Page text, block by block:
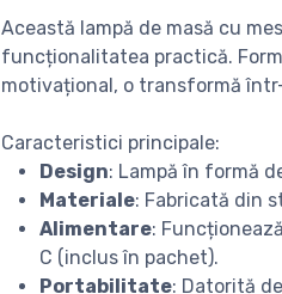
Această lampă de masă cu
funcționalitatea practică.
motivațional, o transformă
Caracteristici principale:
Design: Lampă în formă
Materiale: Fabricată din
Alimentare:
C (inclus în pachet).
Portabilitate: Datorită